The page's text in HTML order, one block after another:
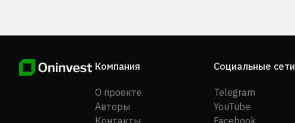
также реализует медицинское оборудование и
занимается дистрибуцией продуктов для диагностики
in vitro. Кроме того, компания занимается разработкой
биотехнологий, управлением цепочками поставок и
предоставлением услуг по перевозке грузов. Ранее
компания была известна как Yestar International
Компания
О проекте
Авторы
Контакты
Социальные сети
Telegram
YouTube
Facebook